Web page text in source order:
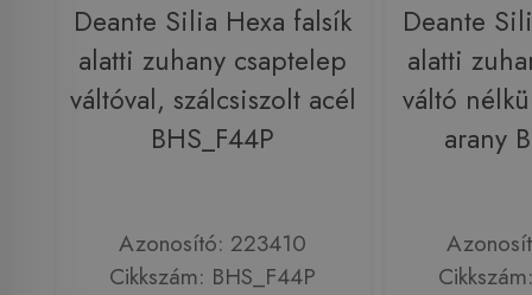
Deante Silia Hexa falsík
alatti zuhany csaptelep
váltóval, szálcsiszolt acél
BHS_F44P
Azonosító: 223410
Cikkszám: BHS_F44P
Deante
alatti
váltó
arany